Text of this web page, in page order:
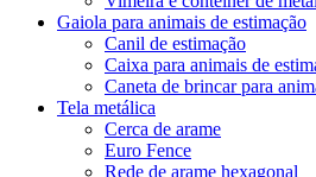
Gaiola para animais de estimação
Canil de estimação
Caixa para animais de
Caneta de brincar para
Tela metálica
Cerca de arame
Euro Fence
Rede de arame hexagonal